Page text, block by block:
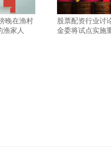
晚在渔村
渔家人
股票配资行业讨
金委将试点实施